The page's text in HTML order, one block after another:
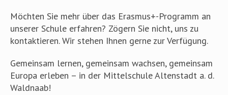
Möchten Sie mehr über das Erasmus+-Programm an
unserer Schule erfahren? Zögern Sie nicht, uns zu
kontaktieren. Wir stehen Ihnen gerne zur Verfügung.
Gemeinsam lernen, gemeinsam wachsen, gemeinsam
Europa erleben – in der Mittelschule Altenstadt a. d.
Waldnaab!